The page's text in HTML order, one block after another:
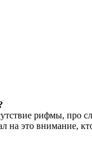
рифмы, про
на это внимание,